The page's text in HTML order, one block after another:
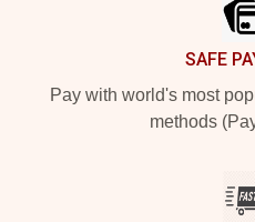
SAFE
Pay with world's most
methods